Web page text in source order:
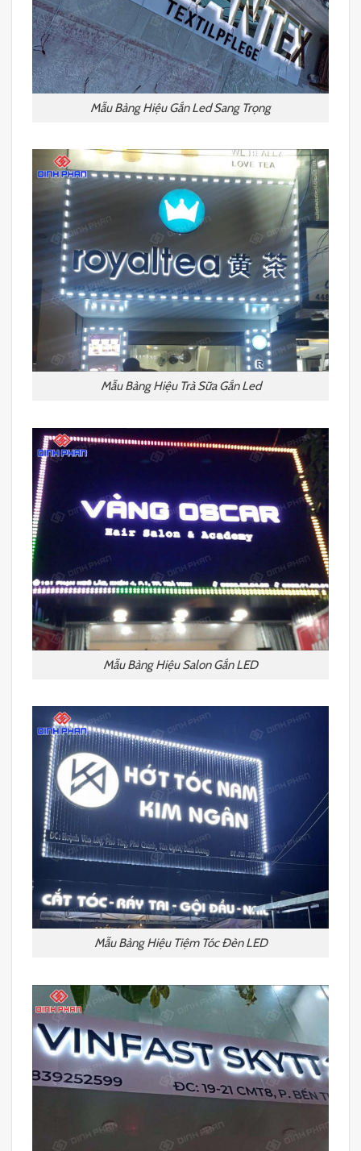
Mẫu Bảng Hiệu Gắn Led Sang Trọng
Mẫu Bảng Hiệu Trà Sữa Gắn Led
Mẫu Bảng Hiệu Salon Gắn LED
Mẫu Bảng Hiệu Tiệm Tóc Đèn LED